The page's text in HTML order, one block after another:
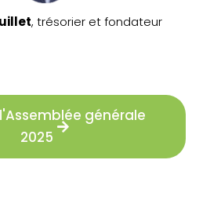
, trésorier et fondateur
générale
2025